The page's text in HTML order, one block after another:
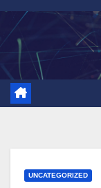
Skip
content
UNCATEGORIZED